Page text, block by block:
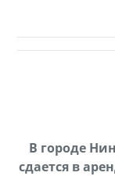
В городе
cдается в